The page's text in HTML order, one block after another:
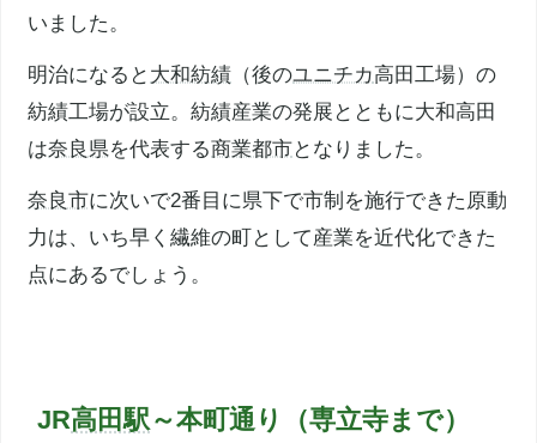
いました。
明治になると 大和紡績 （後のユニチカ高田工場）の
紡績工場が設立。紡績産業の発展とともに大和高田
は奈良県を代表する商業都市となりました。
奈良市に次いで2番目に県下で市制を施行できた原動
力は、いち早く繊維の町として産業を近代化できた
点にあるでしょう。
JR高田駅～本町通り（専立寺まで）